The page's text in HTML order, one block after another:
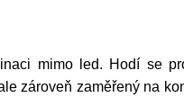
mimo led. Hodí se
zároveň zaměřený na